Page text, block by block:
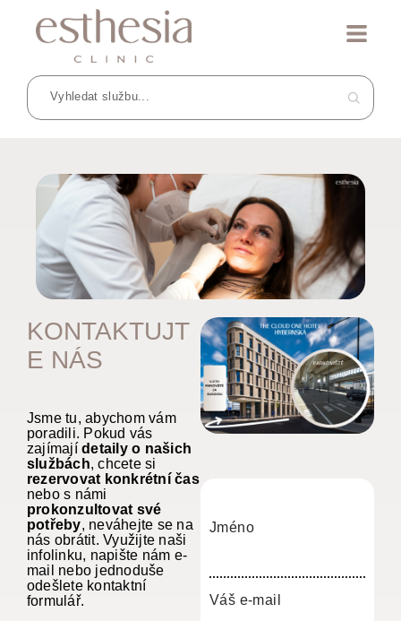
KONTAKTUJT
E NÁS
Jsme tu, abychom vám
poradili. Pokud vás
zajímajídetaily o našich
službách, chcete si
rezervovat konkrétní čas
nebo s námi
prokonzultovat své
potřeby, neváhejte se na
nás obrátit. Využijte naši
infolinku, napište nám e-
mail nebo jednoduše
odešlete kontaktní
formulář.
Jméno
Váš e-mail